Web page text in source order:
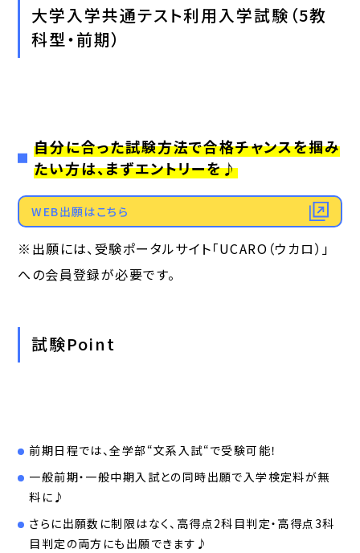
大学入学共通テスト利用入学試験（5教
科型・前期）
自分に合った試験方法で合格チャンスを掴み
たい方は、まずエントリーを♪
WEB出願はこちら
※出願には、受験ポータルサイト「UCARO（ウカロ）」
への会員登録が必要です。
試験Point
前期日程では、全学部“文系入試“で受験可能！
一般前期・一般中期入試との同時出願で入学検定料が無
料に♪
さらに出願数に制限はなく、高得点2科目判定・高得点3科
目判定の両方にも出願できます♪